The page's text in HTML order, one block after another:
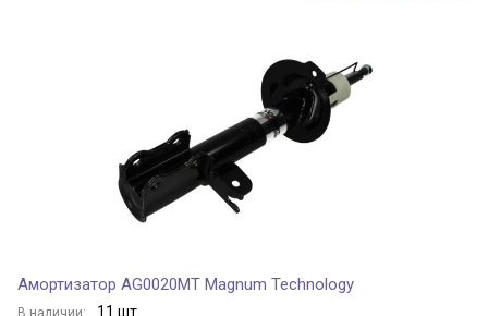
Амортизатор AG0020MT Magnum Technology
В наличии: 11 шт.